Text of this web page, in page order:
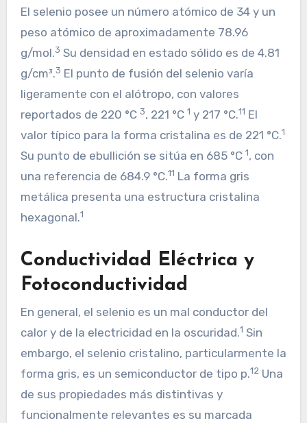
El selenio posee un número atómico de 34 y un
peso atómico de aproximadamente 78.96
g/mol.3 Su densidad en estado sólido es de 4.81
g/cm³.3 El punto de fusión del selenio varía
ligeramente con el alótropo, con valores
reportados de 220 °C 3, 221 °C 1 y 217 °C.11 El
valor típico para la forma cristalina es de 221 °C.1
Su punto de ebullición se sitúa en 685 °C 1, con
una referencia de 684.9 °C.11 La forma gris
metálica presenta una estructura cristalina
hexagonal.1
Conductividad Eléctrica y
Fotoconductividad
En general, el selenio es un mal conductor del
calor y de la electricidad en la oscuridad.1 Sin
embargo, el selenio cristalino, particularmente la
forma gris, es un semiconductor de tipo p.12Una
de sus propiedades más distintivas y
funcionalmente relevantes es su marcada